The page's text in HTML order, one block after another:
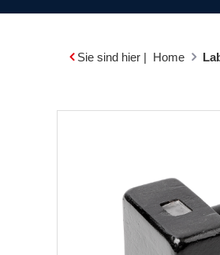
Sie sind hier | Home